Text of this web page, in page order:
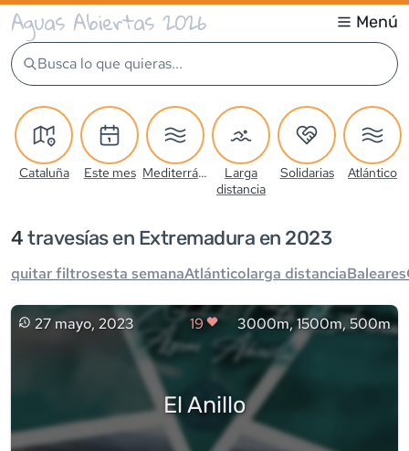
Aguas Abiertas 2026 Menú
Busca lo que quieras...
Cataluña Este mes Mediterráneo
Larga
distancia
Solidarias Atlántico
4 travesías en Extremadura en 2023
quitar filtrosesta semanaAtlánticolarga distanciaBaleares
27 mayo, 2023 19 3000m, 1500m, 500m
El Anillo